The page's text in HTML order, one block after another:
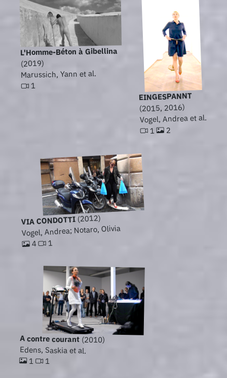
L'Homme-Béton à Gibellina
(2019)
Marussich, Yann et al.
1
EINGESPANNT
(2015, 2016)
Vogel, Andrea et al.
1 2
VIA CONDOTTI(2012)
Vogel, Andrea; Notaro, Olivia
4 1
A contre courant (2010)
Edens, Saskia et al.
1 1